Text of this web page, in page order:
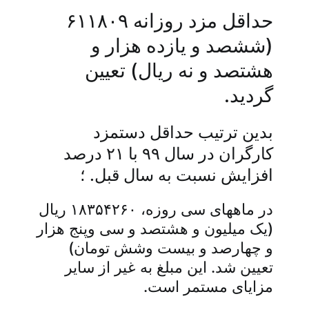
حداقل مزد روزانه ۶۱۱۸۰۹
(ششصد و یازده هزار و
هشتصد و نه ریال) تعیین
گردید.
بدین­ ترتیب حداقل دستمزد
کارگران در سال ۹۹ با ۲۱ درصد
افزایش نسبت به سال قبل. ؛
در ماههای سی­ روزه، ۱۸۳۵۴۲۶۰ ریال
(یک میلیون و هشتصد و سی­ وپنج هزار
و چهارصد و بیست­ و­شش تومان)
تعیین شد. این مبلغ به غیر از سایر
مزایای مستمر است.